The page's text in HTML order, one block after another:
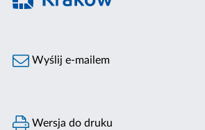
Wyślij e-mailem
Wersja do druku